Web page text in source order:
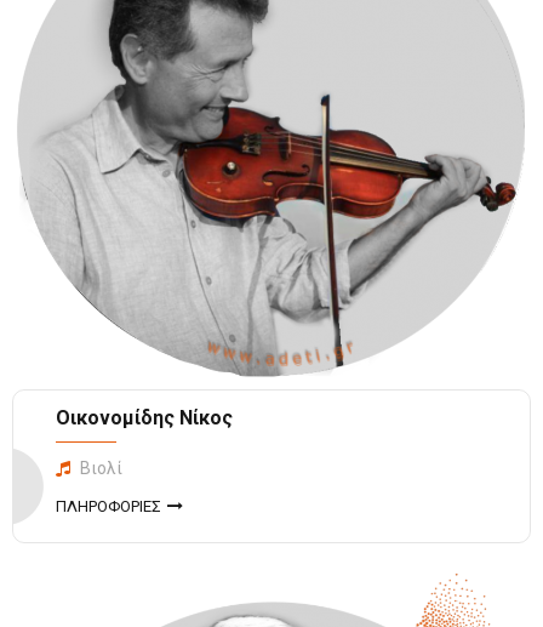
Οικονομίδης Νίκος
Βιολί
ΠΛΗΡΟΦΟΡΙΕΣ